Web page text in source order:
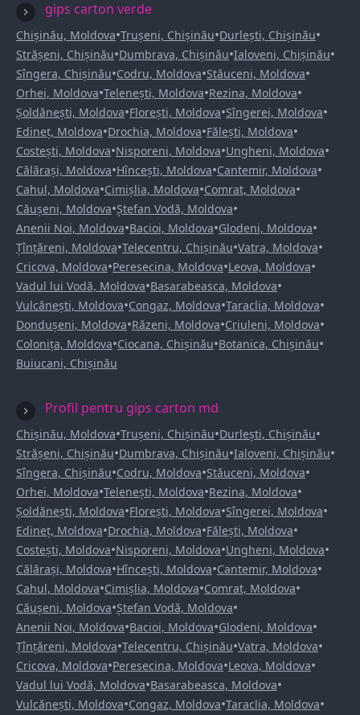
gips carton verde
Chișinău, Moldova•Trușeni, Chișinău•Durlești, Chișinău•
Strășeni, Chișinău•Dumbrava, Chișinău•Ialoveni, Chișinău•
Sîngera, Chișinău•Codru, Moldova•Stăuceni, Moldova•
Orhei, Moldova•Telenești, Moldova•Rezina, Moldova•
Șoldănești, Moldova•Florești, Moldova•Sîngerei, Moldova•
Edineț, Moldova•Drochia, Moldova•Fălești, Moldova•
Costești, Moldova•Nisporeni, Moldova•Ungheni, Moldova•
Călărași, Moldova•Hîncești, Moldova•Cantemir, Moldova•
Cahul, Moldova•Cimișlia, Moldova•Comrat, Moldova•
Căușeni, Moldova•Ștefan Vodă, Moldova•
Anenii Noi, Moldova•Bacioi, Moldova•Glodeni, Moldova•
Țînțăreni, Moldova•Telecentru, Chișinău•Vatra, Moldova•
Cricova, Moldova•Peresecina, Moldova•Leova, Moldova•
Vadul lui Vodă, Moldova•Basarabeasca, Moldova•
Vulcănești, Moldova•Congaz, Moldova•Taraclia, Moldova•
Dondușeni, Moldova•Răzeni, Moldova•Criuleni, Moldova•
Colonița, Moldova•Ciocana, Chișinău•Botanica, Chișinău•
Buiucani, Chișinău
Profil pentru gips carton md
Chișinău, Moldova•Trușeni, Chișinău•Durlești, Chișinău•
Strășeni, Chișinău•Dumbrava, Chișinău•Ialoveni, Chișinău•
Sîngera, Chișinău•Codru, Moldova•Stăuceni, Moldova•
Orhei, Moldova•Telenești, Moldova•Rezina, Moldova•
Șoldănești, Moldova•Florești, Moldova•Sîngerei, Moldova•
Edineț, Moldova•Drochia, Moldova•Fălești, Moldova•
Costești, Moldova•Nisporeni, Moldova•Ungheni, Moldova•
Călărași, Moldova•Hîncești, Moldova•Cantemir, Moldova•
Cahul, Moldova•Cimișlia, Moldova•Comrat, Moldova•
Căușeni, Moldova•Ștefan Vodă, Moldova•
Anenii Noi, Moldova•Bacioi, Moldova•Glodeni, Moldova•
Țînțăreni, Moldova•Telecentru, Chișinău•Vatra, Moldova•
Cricova, Moldova•Peresecina, Moldova•Leova, Moldova•
Vadul lui Vodă, Moldova•Basarabeasca, Moldova•
Vulcănești, Moldova•Congaz, Moldova•Taraclia, Moldova•